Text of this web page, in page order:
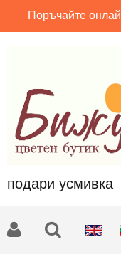
Поръчайте
подари усмивка